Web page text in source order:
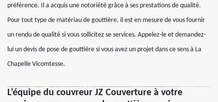
préférence. Il a acquis une notoriété grâce à ses prestations de qualité.
Pour tout type de matériau de gouttière, il est en mesure de vous fournir
un rendu de qualité si vous sollicitez se services. Appelez-le et demandez-
lui un devis de pose de gouttière si vous avez un projet dans ce sens à La
Chapelle Vicomtesse.
L’équipe du couvreur JZ Couverture à votre